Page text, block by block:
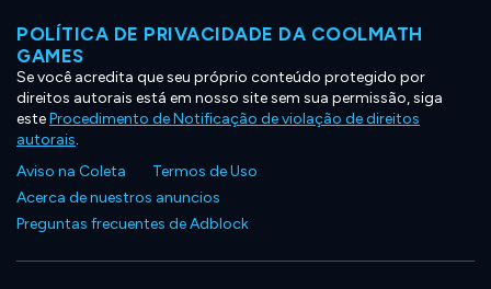
POLÍTICA DE PRIVACIDADE DA COOLMATH
GAMES
Se você acredita que seu próprio conteúdo protegido por
direitos autorais está em nosso site sem sua permissão, siga
esteProcedimento de Notificação de violação de direitos
autorais.
Aviso na Coleta
Termos de Uso
Acerca de nuestros anuncios
Preguntas frecuentes de Adblock